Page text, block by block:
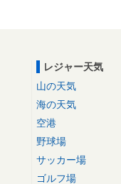
レジャー天気
山の天気
海の天気
空港
野球場
サッカー場
ゴルフ場